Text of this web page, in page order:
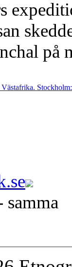
på